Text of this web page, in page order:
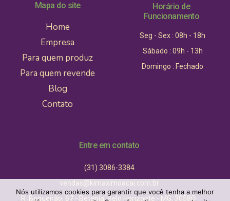
Mapa do site
Home
Empresa
Para quem produz
Para quem revende
Blog
Contato
Horário de
Funcionamento
Seg - Sex : 08h - 18h
Sábado : 09h - 13h
Domingo : Fechado
Entre em contato
(31) 3086-3384
vendas@kimaximoacai.com.br
R. Boqueirão, 67 - Betânia, Belo Horizonte - MG, 30580-
Nós utilizamos cookies para garantir que você tenha a melhor